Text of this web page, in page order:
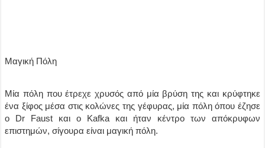
Μαγική Πόλη
Μία πόλη που έτρεχε χρυσός από μία βρύση της και κρύφτηκε
ένα ξίφος μέσα στις κολώνες της γέφυρας, μία πόλη όπου έζησε
ο Dr Faust και ο Kafka και ήταν κέντρο των απόκρυφων
επιστημών, σίγουρα είναι μαγική πόλη.